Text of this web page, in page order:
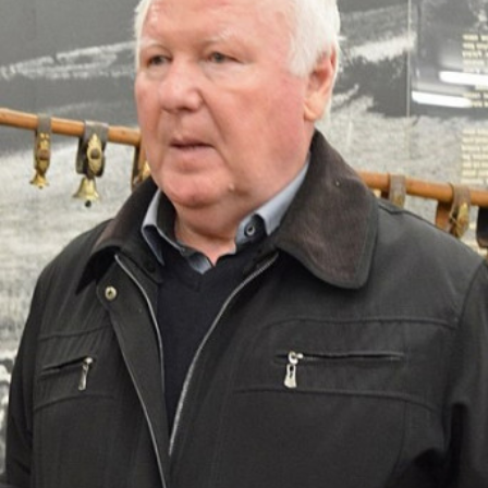
СТРУКТУРА
Президія НАН України
Апарат Президії
Секція фізико-технічних і математичних
наук
Секція хімічних і біологічних наук
Секція суспільних і гуманітарних наук
Установи при Президії
Ради, комітети та комісії
Наукові центри МОН та НАН України
Громадські організації